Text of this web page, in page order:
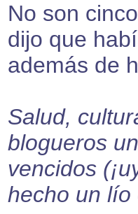
No son
dijo que
además de
Salud,
blogueros
vencidos
hecho un lío